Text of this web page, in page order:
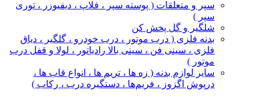
سپر و متعلقات ( پوسته سپر ، فلاپ ، دیفیوزر ، توری
سپر )
شلگیر و گل‌ پخش‌ کن
بدنه فلزی ( درب موتور ، درب خودرو ، گلگیر ، دیاق
فلزی ، سینی فن ، سینی بالا رادیاتور ، لولا و قفل درب
موتور )
سایر لوازم بدنه ( زه ها ، تریم ها ، انواع قاب ها ،
درپوش اگزوز ، فریم‌ها ، دستگیره درب ، رکاب )